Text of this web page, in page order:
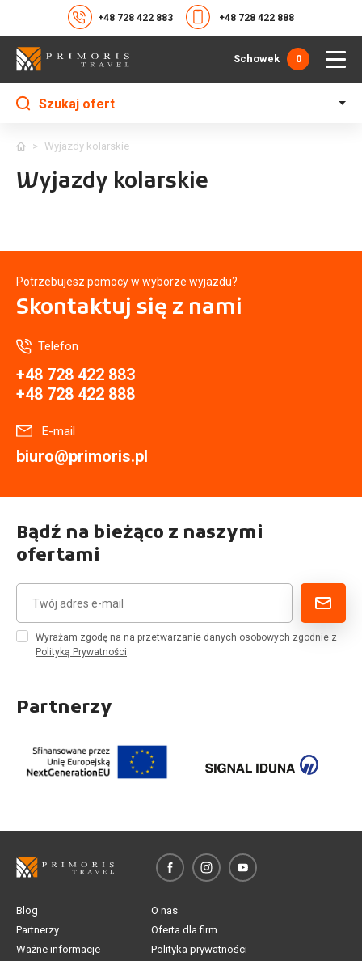
+48 728 422 883 +48 728 422 888
Schowek 0
Szukaj ofert
> Wyjazdy kolarskie
Wyjazdy kolarskie
Potrzebujesz pomocy w wyborze wyjazdu?
Skontaktuj się z nami
Telefon
+48 728 422 883
+48 728 422 888
E-mail
biuro@primoris.pl
Bądź na bieżąco z naszymi
ofertami
Wyrażam zgodę na na przetwarzanie danych osobowych zgodnie z
Polityką Prywatności.
Partnerzy
Blog
O nas
Partnerzy
Oferta dla firm
Ważne informacje
Polityka prywatności